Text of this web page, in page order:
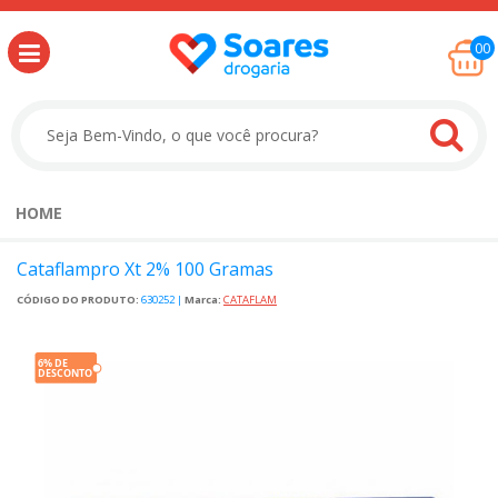
00
HOME
Cataflampro Xt 2% 100 Gramas
CÓDIGO DO PRODUTO: 630252 | Marca: CATAFLAM